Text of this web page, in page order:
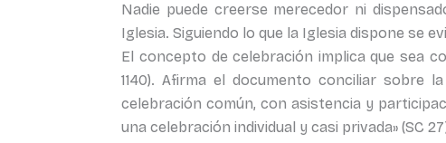
Nadie puede creerse merecedor ni
Iglesia. Siguiendo lo que la Iglesia dispone se
El concepto de celebración implica que sea
1140). Afirma el documento conciliar sobre
celebración común, con asistencia y
una celebración individual y casi privada» (SC